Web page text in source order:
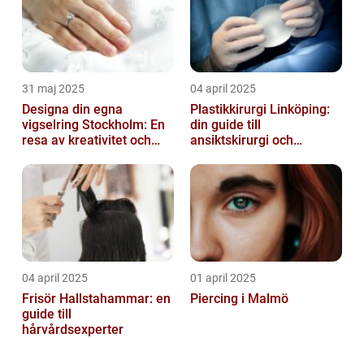
31 maj 2025
Designa din egna
vigselring Stockholm: En
resa av kreativitet och
04 april 2025
Plastikkirurgi Linköping:
din guide till
ansiktskirurgi och
04 april 2025
Frisör Hallstahammar: en
guide till
hårvårdsexperter
01 april 2025
Piercing i Malmö